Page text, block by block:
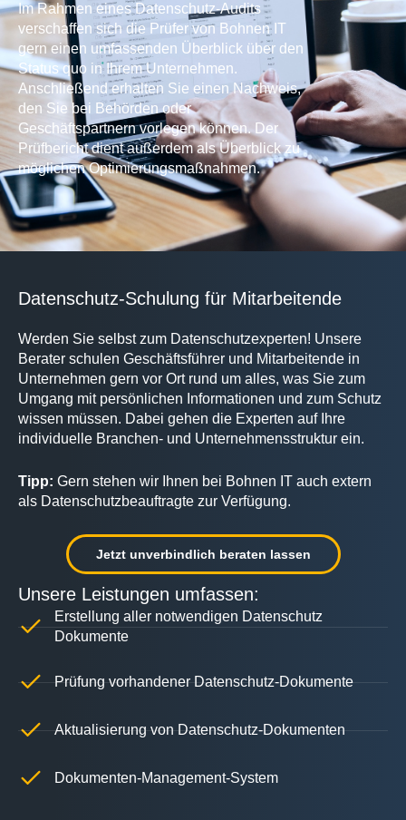
Im Rahmen eines Datenschutz-Audits
verschaffen sich die Prüfer von Bohnen IT
gern einen umfassenden Überblick über den
Status quo in Ihrem Unternehmen.
Anschließend erhalten Sie einen Nachweis,
den Sie bei Behörden oder
Geschäftspartnern vorlegen können. Der
Prüfbericht dient außerdem als Überblick zu
möglichen Optimierungsmaßnahmen.
Datenschutz-Schulung für Mitarbeitende
Werden Sie selbst zum Datenschutzexperten! Unsere
Berater schulen Geschäftsführer und Mitarbeitende in
Unternehmen gern vor Ort rund um alles, was Sie zum
Umgang mit persönlichen Informationen und zum Schutz
wissen müssen. Dabei gehen die Experten auf Ihre
individuelle Branchen- und Unternehmensstruktur ein.
Tipp: Gern stehen wir Ihnen bei Bohnen IT auch extern
als Datenschutzbeauftragte zur Verfügung.
Jetzt unverbindlich beraten lassen
Unsere Leistungen umfassen:
Erstellung aller notwendigen Datenschutz
Dokumente
Prüfung vorhandener Datenschutz-Dokumente
Aktualisierung von Datenschutz-Dokumenten
Dokumenten-Management-System